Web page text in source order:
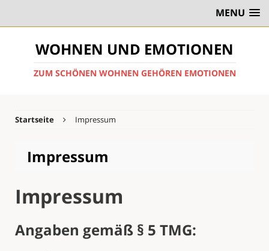
MENU
WOHNEN UND EMOTIONEN
ZUM SCHÖNEN WOHNEN GEHÖREN EMOTIONEN
Startseite Impressum
Impressum
Impressum
Angaben gemäß § 5 TMG: